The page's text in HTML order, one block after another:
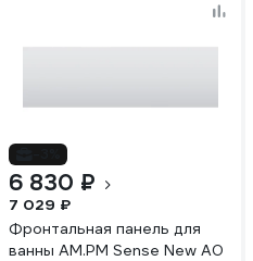
6 830 ₽
7 029 ₽
Фронтальная панель для
ванны AM.PM Sense New А0